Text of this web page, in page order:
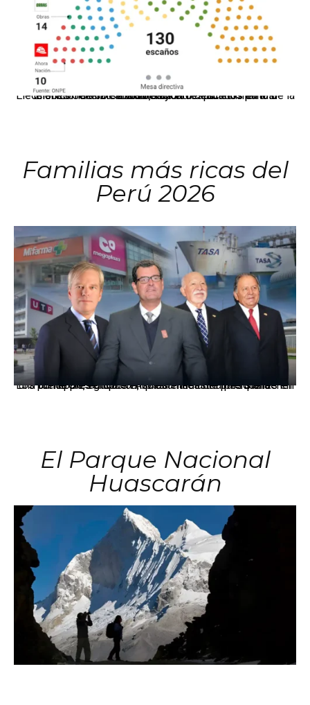
El JNE oficializó la distribución de escaños para la elección de 60 senadores y 130 diputados en las Elecciones Generales 2026, tras el restablecimiento de la Bicameralidad.
Familias más ricas del
Perú 2026
Los principales grupos empresariales del país mantienen una fuerte presencia en Áncash mediante inversiones en comercio, educación, salud e industria pesquera.
El Parque Nacional
Huascarán